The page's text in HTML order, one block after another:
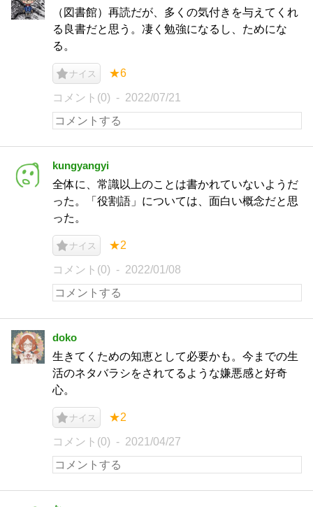
（図書館）再読だが、多くの気付きを与えてくれ
る良書だと思う。凄く勉強になるし、ためにな
る。
ナイス ★6
コメント(0) 2022/07/21
kungyangyi
全体に、常識以上のことは書かれていないようだ
った。「役割語」については、面白い概念だと思
った。
ナイス ★2
コメント(0) 2022/01/08
doko
生きてくための知恵として必要かも。今までの生
活のネタバラシをされてるような嫌悪感と好奇
心。
ナイス ★2
コメント(0) 2021/04/27